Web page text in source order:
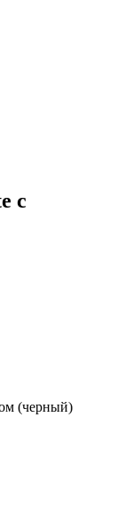
с
(черный)